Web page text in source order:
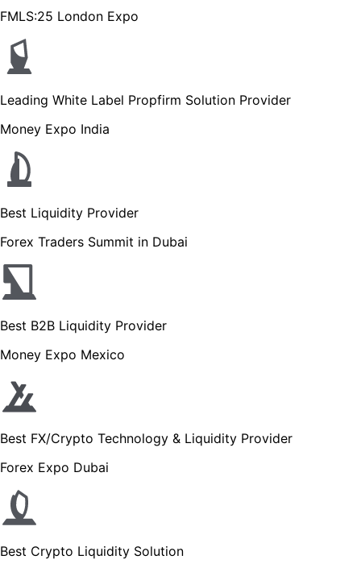
FMLS:25 London Expo
Leading White Label Propfirm Solution Provider
Money Expo India
Best Liquidity Provider
Forex Traders Summit in Dubai
Best B2B Liquidity Provider
Money Expo Mexico
Best FX/Crypto Technology & Liquidity Provider
Forex Expo Dubai
Best Crypto Liquidity Solution